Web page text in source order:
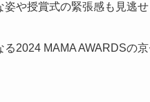
や授賞式の緊張感も見逃せ
2024 MAMA AWARDSの